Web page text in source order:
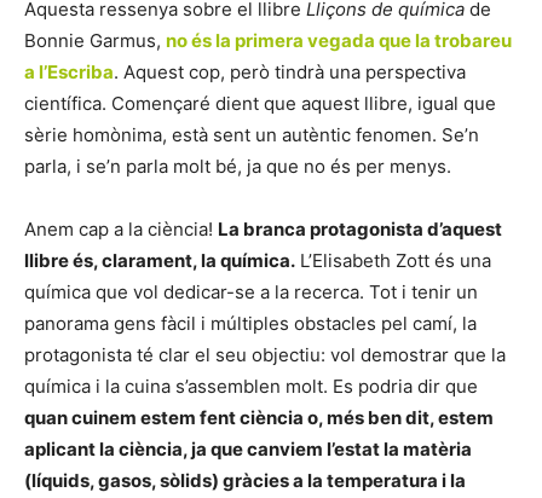
Aquesta ressenya sobre el llibre Lliçons de química de
Bonnie Garmus, no és la primera vegada que la trobareu
a l’Escriba. Aquest cop, però tindrà una perspectiva
científica. Començaré dient que aquest llibre, igual que
sèrie homònima, està sent un autèntic fenomen. Se’n
parla, i se’n parla molt bé, ja que no és per menys.
Anem cap a la ciència! La branca protagonista d’aquest
llibre és, clarament, la química. L’Elisabeth Zott és una
química que vol dedicar-se a la recerca. Tot i tenir un
panorama gens fàcil i múltiples obstacles pel camí, la
protagonista té clar el seu objectiu: vol demostrar que la
química i la cuina s’assemblen molt. Es podria dir que
quan cuinem estem fent ciència o, més ben dit, estem
aplicant la ciència, ja que canviem l’estat la matèria
(líquids, gasos, sòlids) gràcies a la temperatura i la